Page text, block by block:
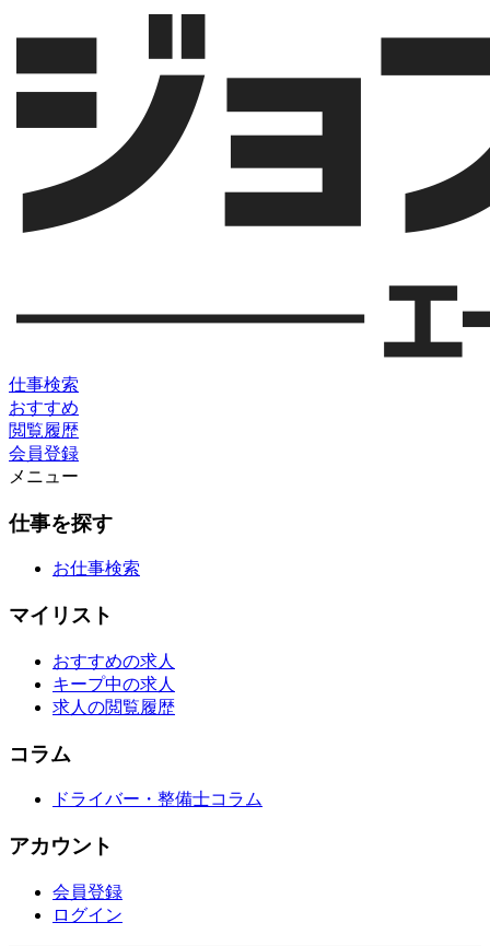
仕事検索
おすすめ
閲覧履歴
会員登録
メニュー
仕事を探す
お仕事検索
マイリスト
おすすめの求人
キープ中の求人
求人の閲覧履歴
コラム
ドライバー・整備士コラム
アカウント
会員登録
ログイン